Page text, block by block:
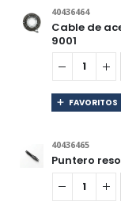
40436464
Cable de
9001
FAVORITOS
40436465
Puntero